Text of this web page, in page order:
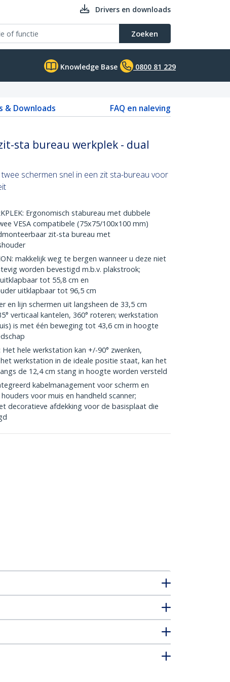
Drivers en downloads
Zoeken
Knowledge Base 0800 81 229
& Downloads
FAQ en naleving
sta bureau werkplek - dual
schermen snel in een zit sta-bureau voor
Ergonomisch stabureau met dubbele
VESA compatibele (75x75/100x100 mm)
zit-sta bureau met
makkelijk weg te bergen wanneer u deze niet
worden bevestigd m.b.v. plakstrook;
tot 55,8 cm en
uitklapbaar tot 96,5 cm
en lijn schermen uit langsheen de 33,5 cm
verticaal kantelen, 360° roteren; werkstation
is met één beweging tot 43,6 cm in hoogte
Het hele werkstation kan +/-90° zwenken,
werkstation in de ideale positie staat, kan het
de 12,4 cm stang in hoogte worden versteld
kabelmanagement voor scherm en
voor muis en handheld scanner;
decoratieve afdekking voor de basisplaat die